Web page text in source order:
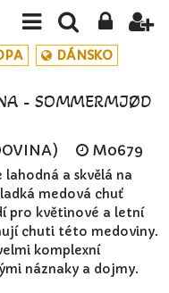
DÁNSKO
- SOMMERMJØD
M0679
a skvělá na
medová chuť
pro květinové a letní
chuti této medoviny.
komplexní
náznaky a dojmy.